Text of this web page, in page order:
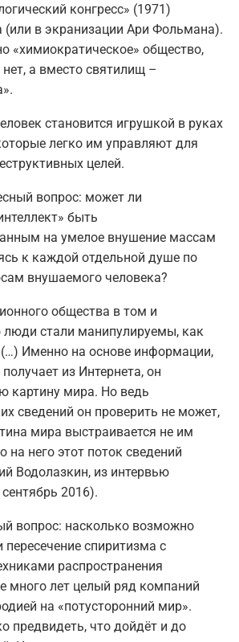
конгресс» (1971)
(или в экранизации Ари Фольмана).
«химиократическое» общество,
нет, а вместо святилищ –
становится игрушкой в руках
легко им управляют для
целей.
вопрос: может ли
быть
на умелое внушение массам
к каждой отдельной душе по
внушаемого человека?
общества в том и
люди стали манипулируемы, как
Именно на основе информации,
из Интернета, он
картину мира. Но ведь
сведений он проверить не может,
мира выстраивается не им
на него этот поток сведений
Водолазкин, из интервью
2016).
вопрос: насколько возможно
пересечение спиритизма с
распространения
много лет целый ряд компаний
на «потусторонний мир».
предвидеть, что дойдёт и до